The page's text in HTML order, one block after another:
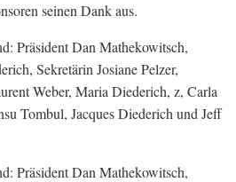
seinen Dank aus.
Präsident Dan Mathekowitsch,
Sekretärin Josiane Pelzer,
Weber, Maria Diederich, z, Carla
Tombul, Jacques Diederich und Jeff
Präsident Dan Mathekowitsch,